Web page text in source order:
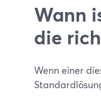
Wann
die
Wenn einer